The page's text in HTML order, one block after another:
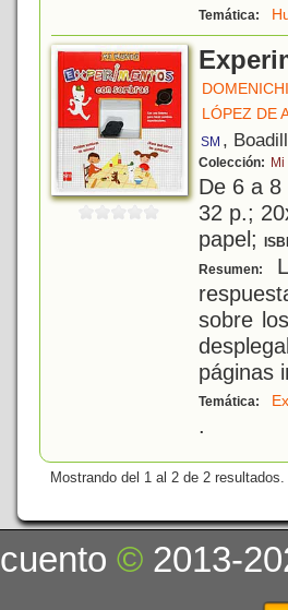
Temática:
LÓPEZ DE
SM ,
Colección:
De 6 a
32 p.;
papel;
Resumen:
sobre
páginas
Temática:
.
Mostrando del 1 al 2 de 2 resultados.
cuento© 2013-